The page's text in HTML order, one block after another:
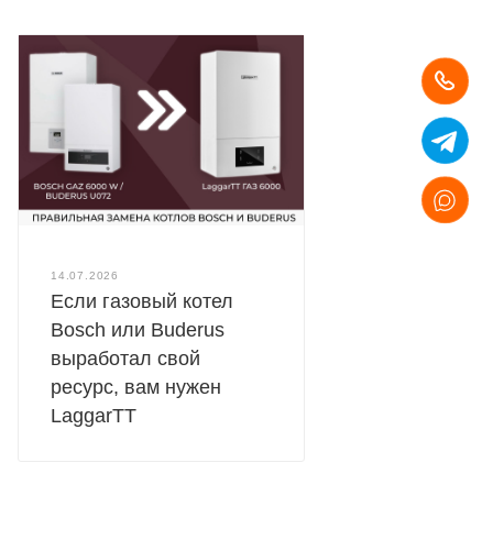
14.07.2026
Если газовый котел
Bosch или Buderus
выработал свой
ресурс, вам нужен
LaggarTT